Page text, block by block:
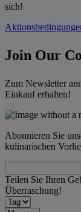
sich!
Join Our
Zum Newsletter
Einkauf erhalten!
Abonnieren Sie
kulinarischen
Teilen Sie Ihren
Überraschung!